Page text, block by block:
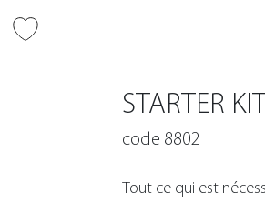
STARTER
code 8802
Tout ce qui est